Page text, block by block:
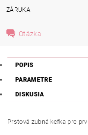
ZÁRUKA
Otázka
POPIS
PARAMETRE
DISKUSIA
Prstová zubná kefka pre